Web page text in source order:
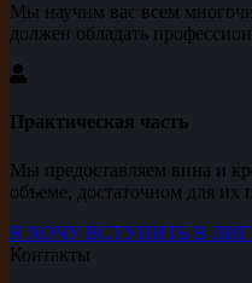
Мы научим вас всем
должен обладать
Практическая часть
Мы предоставляем вина и
объеме, достаточном для их
Я ХОЧУ ВСТУПИТЬ В
Контакты